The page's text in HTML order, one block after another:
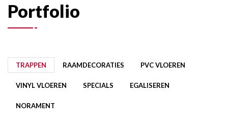
Portfolio
TRAPPEN RAAMDECORATIES PVC VLOEREN
VINYL VLOEREN SPECIALS EGALISEREN
NORAMENT